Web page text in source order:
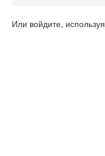
Или войдите,